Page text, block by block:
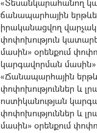
«Տեսանկարահանող
ճանապարհային
իրականացվող
փոփոխություն
մասին» օրենքում
կարգավորման մասին»
«Ճանապարհային
փոփոխություններ և
ոստիկանության
փոփոխություններ և
մասին» օրենքում